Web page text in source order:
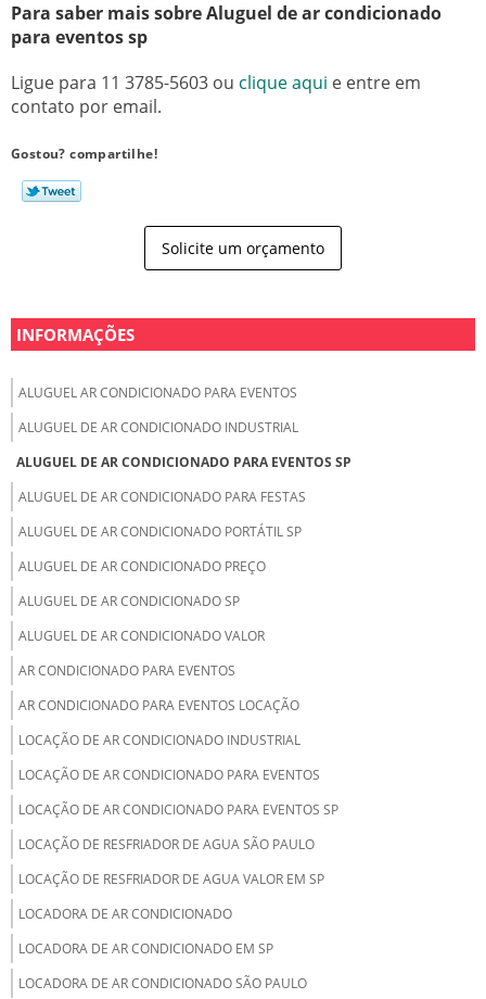
Para saber mais sobre Aluguel de ar condicionado
para eventos sp
Ligue para 11 3785-5603 ou clique aqui e entre em
contato por email.
Gostou? compartilhe!
Solicite um orçamento
INFORMAÇÕES
ALUGUEL AR CONDICIONADO PARA EVENTOS
ALUGUEL DE AR CONDICIONADO INDUSTRIAL
ALUGUEL DE AR CONDICIONADO PARA EVENTOS SP
ALUGUEL DE AR CONDICIONADO PARA FESTAS
ALUGUEL DE AR CONDICIONADO PORTÁTIL SP
ALUGUEL DE AR CONDICIONADO PREÇO
ALUGUEL DE AR CONDICIONADO SP
ALUGUEL DE AR CONDICIONADO VALOR
AR CONDICIONADO PARA EVENTOS
AR CONDICIONADO PARA EVENTOS LOCAÇÃO
LOCAÇÃO DE AR CONDICIONADO INDUSTRIAL
LOCAÇÃO DE AR CONDICIONADO PARA EVENTOS
LOCAÇÃO DE AR CONDICIONADO PARA EVENTOS SP
LOCAÇÃO DE RESFRIADOR DE AGUA SÃO PAULO
LOCAÇÃO DE RESFRIADOR DE AGUA VALOR EM SP
LOCADORA DE AR CONDICIONADO
LOCADORA DE AR CONDICIONADO EM SP
LOCADORA DE AR CONDICIONADO SÃO PAULO